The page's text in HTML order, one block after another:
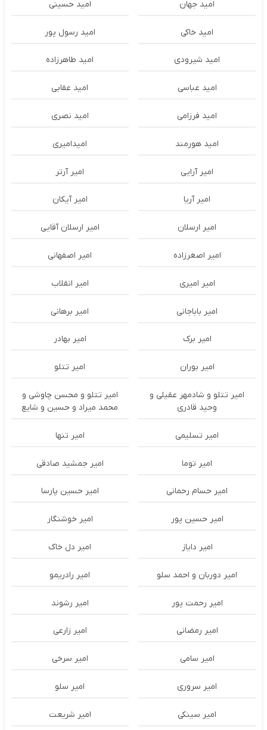
امید جهان امید حسینی
امید خاکی امید رسول پور
امید شیرودی امید طاهرزاده
امید عباسی امید عقابی
امید فرزامی امید نصری
امید هورمند امیدامیری
امیر آرایی امیر آرتر
امیر آریا امیر آیکان
امیر ارسلان امیر ارسلان آقایی
امیر اصغرزاده امیر اصفهانی
امیر امیری امیر انقلاب
امیر باباجانی امیر برهانی
امیر برک امیر بهادر
امیر بوران امیر تتلو
امیر تتلو و شادمهر عقیلی و
وحید قادری
امیر تتلو و محسن چاوشی و
محمد میراد و حسین و شایع
امیر تسلیمی امیر تنها
امیر توما امیر جمشید صادقی
امیر حسام رحمانی امیر حسین پارسا
امیر حسین پور امیر خوشنگار
امیر دایاز امیر دل خاک
امیر دوربان و احمد سلو امیر رادریمو
امیر رحمت پور امیر رشوند
امیر رمضانی امیر زارعی
امیر سامی امیر سرخی
امیر سروری امیر سلو
امیر سینکی امیر شریعت